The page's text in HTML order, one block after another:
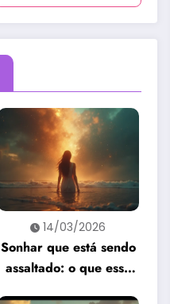
14/03/2026
Sonhar que está sendo
assaltado: o que esse